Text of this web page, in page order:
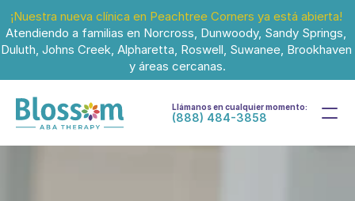
¡Nuestra nueva clínica en Peachtree Corners ya está abierta!
Atendiendo a familias en Norcross, Dunwoody, Sandy Springs,
Duluth, Johns Creek, Alpharetta, Roswell, Suwanee, Brookhaven
y áreas cercanas.
Llámanos en cualquier momento:
(888) 484-3858